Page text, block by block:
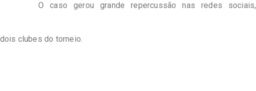
O caso gerou grande repercussão nas redes sociais,
clubes do torneio.